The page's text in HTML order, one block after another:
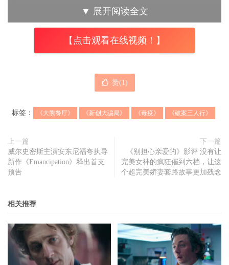
《大熊餐厅》用更直接，甚至是写实的方式，将一个快餐店
的厨房与背后不为人知的制作过程，赤裸裸地展现出来，除
了工作人员彼此之间的协调、人和与分工，更包含了行政管
盘，反而是每一集中都在解决各种日常生活会出现的小状
也能让每一个在生活中奋斗的人，找到属于你自己的共鸣
▼ 展开阅读全文
【点击观看在线视频！】
赞(1)
标签： 《大熊餐厅》 《新创大骗局》 《毒疫》 《破案三人行》
上一篇
威尔史密斯主演安东尼福夸执导
新作《Emancipation》释出首支
预告
下一篇
《别担心亲爱的》影评 没有让
完美女神的疯狂催到六档，让这
个超完美娇妻套路故事更加残念
相关推荐